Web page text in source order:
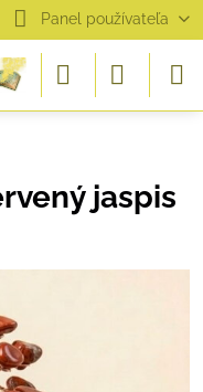
Panel používateľa
jaspis